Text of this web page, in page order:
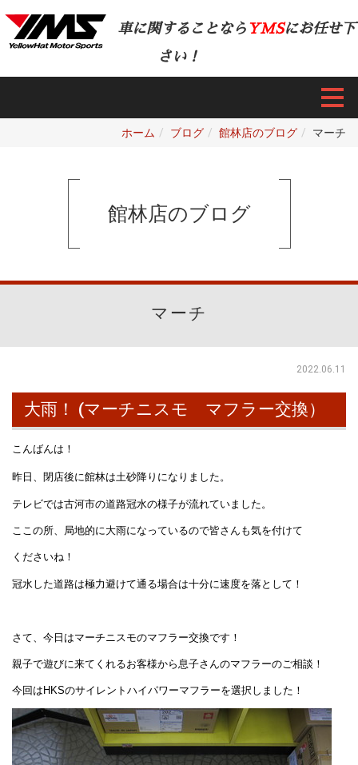
車に関することなら YMSにお任せ下
さい！
ホーム ブログ 館林店のブログ マーチ
館林店のブログ
マーチ
2022.06.11
大雨！ (マーチニスモ マフラー交換）
こんばんは！
昨日、閉店後に館林は土砂降りになりました。
テレビでは古河市の道路冠水の様子が流れていました。
ここの所、局地的に大雨になっているので皆さんも気を付けて
くださいね！
冠水した道路は極力避けて通る場合は十分に速度を落として！
さて、今日はマーチニスモのマフラー交換です！
親子で遊びに来てくれるお客様から息子さんのマフラーのご相談！
今回はHKSのサイレントハイパワーマフラーを選択しました！